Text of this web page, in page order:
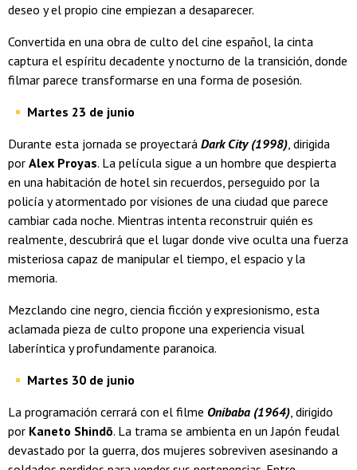
deseo y el propio cine empiezan a desaparecer.
Convertida en una obra de culto del cine español, la cinta
captura el espíritu decadente y nocturno de la transición, donde
filmar parece transformarse en una forma de posesión.
Martes 23 de junio
Durante esta jornada se proyectará Dark City (1998), dirigida
por Alex Proyas. La película sigue a un hombre que despierta
en una habitación de hotel sin recuerdos, perseguido por la
policía y atormentado por visiones de una ciudad que parece
cambiar cada noche. Mientras intenta reconstruir quién es
realmente, descubrirá que el lugar donde vive oculta una fuerza
misteriosa capaz de manipular el tiempo, el espacio y la
memoria.
Mezclando cine negro, ciencia ficción y expresionismo, esta
aclamada pieza de culto propone una experiencia visual
laberíntica y profundamente paranoica.
Martes 30 de junio
La programación cerrará con el filme Onibaba (1964), dirigido
por Kaneto Shindō. La trama se ambienta en un Japón feudal
devastado por la guerra, dos mujeres sobreviven asesinando a